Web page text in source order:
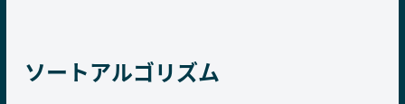
ソートアルゴリズム